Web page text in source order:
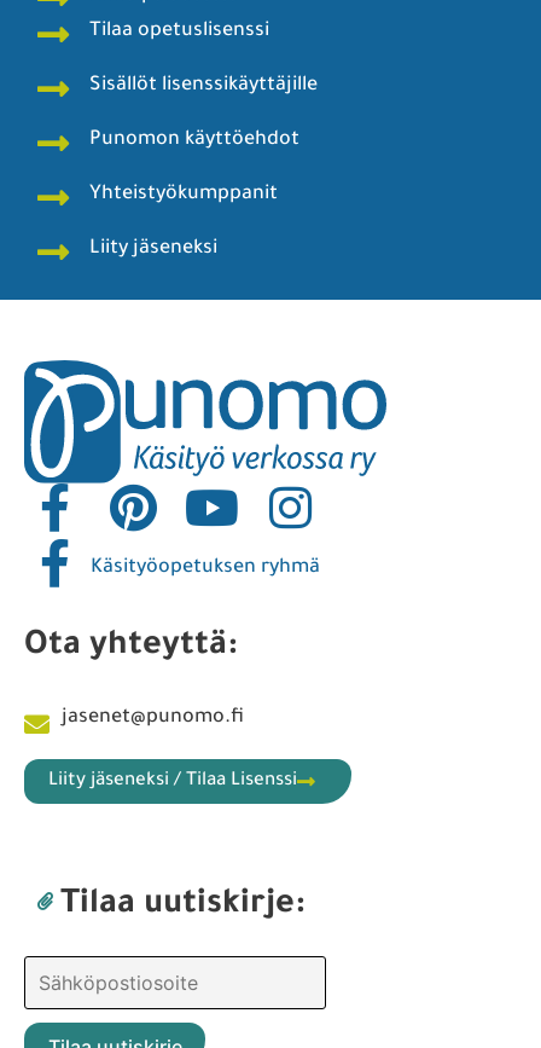
Tilaa opetuslisenssi
Sisällöt lisenssikäyttäjille
Punomon käyttöehdot
Yhteistyökumppanit
Liity jäseneksi
Käsityöopetuksen ryhmä
Ota yhteyttä:
jasenet@punomo.fi
Liity jäseneksi / Tilaa Lisenssi
Tilaa uutiskirje: